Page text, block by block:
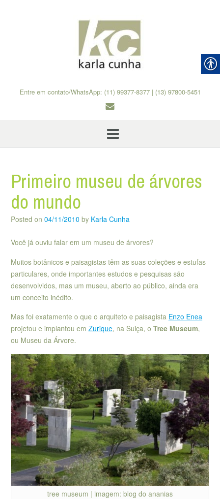
Entre em contato/WhatsApp: (11) 99377-8377 | (13) 97800-5451
Primeiro museu de árvores
do mundo
Posted on 04/11/2010 by Karla Cunha
Você já ouviu falar em um museu de árvores?
Muitos botânicos e paisagistas têm as suas coleções e estufas
particulares, onde importantes estudos e pesquisas são
desenvolvidos, mas um museu, aberto ao público, ainda era
um conceito inédito.
Mas foi exatamente o que o arquiteto e paisagista Enzo Enea
projetou e implantou em Zurique, na Suiça, o Tree Museum,
ou Museu da Árvore.
tree museum | imagem: blog do ananias